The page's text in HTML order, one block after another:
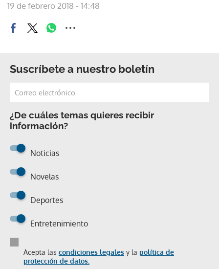
19 de febrero 2018 - 14:48
Suscríbete a nuestro boletín
¿De cuáles temas quieres recibir
información?
Noticias
Novelas
Deportes
Entretenimiento
Acepta las condiciones legales y la política de
protección de datos.